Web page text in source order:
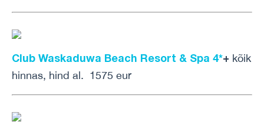
Club Waskaduwa Beach Resort & Spa 4*+ kõik
hinnas, hind al. 1575 eur